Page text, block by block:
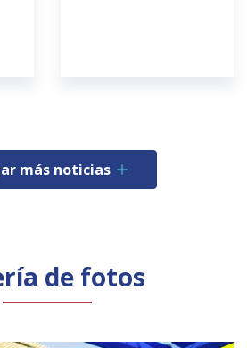
más noticias
de fotos